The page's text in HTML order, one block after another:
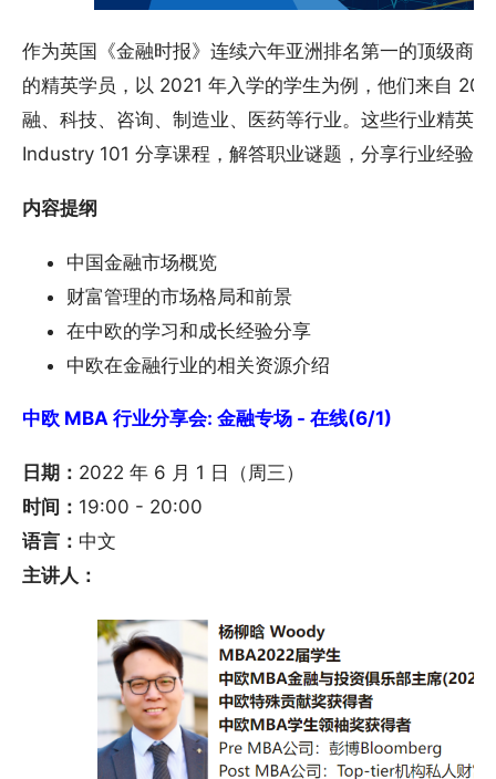
作为英国《金融时报》连续六年亚洲排名第一的顶级商
的精英学员，以 2021 年入学的学生为例，他们来自 20
融、科技、咨询、制造业、医药等行业。这些行业精英
Industry 101 分享课程，解答职业谜题，分享行业经验。
内容提纲
中国金融市场概览
财富管理的市场格局和前景
在中欧的学习和成长经验分享
中欧在金融行业的相关资源介绍
中欧 MBA 行业分享会: 金融专场 - 在线(6/1)
日期： 2022 年 6 月 1 日（周三）
时间： 19:00 - 20:00
语言： 中文
主讲人：